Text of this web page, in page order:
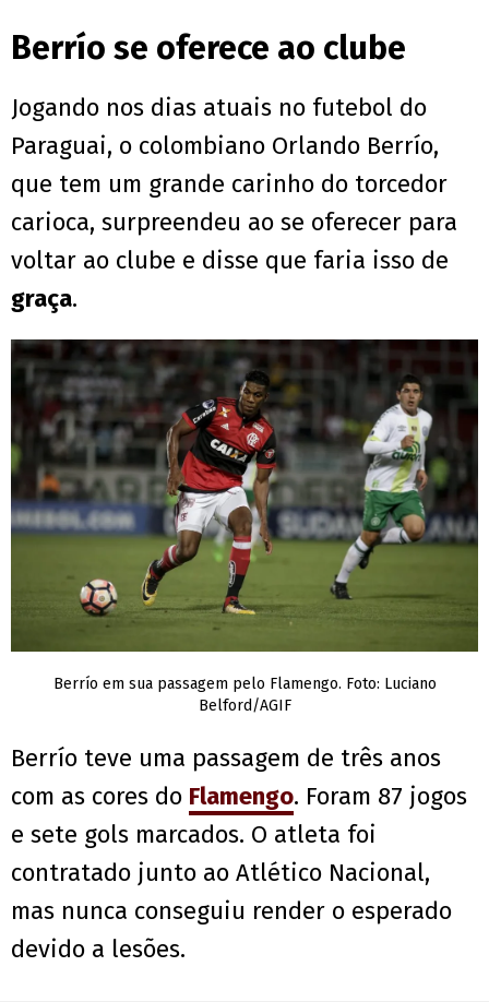
Berrío se oferece ao clube
Jogando nos dias atuais no futebol do
Paraguai, o colombiano Orlando Berrío,
que tem um grande carinho do torcedor
carioca, surpreendeu ao se oferecer para
voltar ao clube e disse que faria isso de
graça.
Berrío em sua passagem pelo Flamengo. Foto: Luciano
Belford/AGIF
Berrío teve uma passagem de três anos
com as cores do Flamengo. Foram 87 jogos
e sete gols marcados. O atleta foi
contratado junto ao Atlético Nacional,
mas nunca conseguiu render o esperado
devido a lesões.